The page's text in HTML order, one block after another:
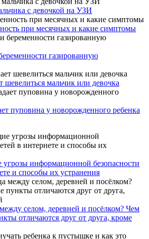
с девочкой на УЗИ
при месячных и какие симптомы
газированную
шевелиться мальчик или девочка
пуповина у новорожденного ребенка
информационной безопасности
и способы их устранения
селом, деревней и посёлком? Чем
отличаются друг от друга, кроме